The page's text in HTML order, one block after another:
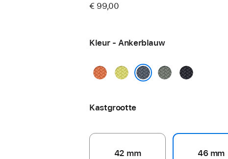
€ 99,00
Kleur - Ankerblauw
KurkumaNeongeel GroengrijsMiddernacht
Kastgrootte
42 mm 46 mm